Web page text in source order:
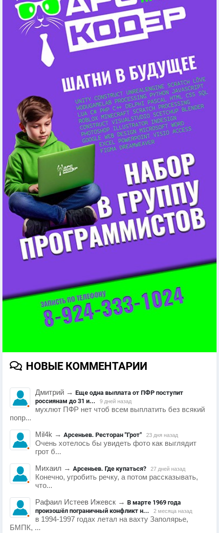
НОВЫЕ КОММЕНТАРИИ
Дмитрий → Еще одна выплата от ПФР поступит
россиянам до 31 и...
9 дней назад
мухлют ПФР нет чтоб всем выплатить без всякий
попр...
Mil4k → Арсеньев. Ресторан "Грот" 23 дня назад
Очень хотелось бы увидеть фото как выглядит
грот б...
Михаил → Арсеньев. Где купаться? 27 дней назад
Конечно, угробить речку, а потом рассказывать,
что...
Рафаил Истеев Ижевск → В марте 1969 года
произошёл пограничный конфликт н...
2 месяца назад
в 1994-1997 годах летал на вахту Заполярье,
БМПК, ...